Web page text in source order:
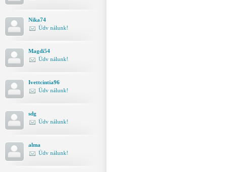
Nika74
Üdv nálunk!
Magdi54
Üdv nálunk!
Ivettcintia96
Üdv nálunk!
sdg
Üdv nálunk!
alma
Üdv nálunk!